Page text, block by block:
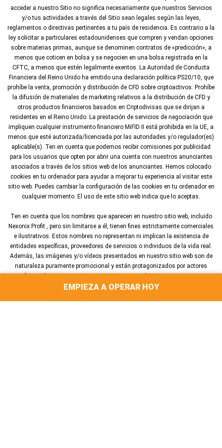
EMPIEZA A OPERAR HOY
acceder a nuestro Sitio no significa necesariamente que nuestros Servicios
y/o tus actividades a través del Sitio sean legales según las leyes,
reglamentos o directivas pertinentes a tu país de residencia. Es contrario a la
ley solicitar a particulares estadounidenses que compren y vendan opciones
sobre materias primas, aunque se denominen contratos de «predicción», a
menos que coticen en bolsa y se negocien en una bolsa registrada en la
CFTC, a menos que estén legalmente exentos. La Autoridad de Conducta
Financiera del Reino Unido ha emitido una declaración política PS20/10, que
prohíbe la venta, promoción y distribución de CFD sobre criptoactivos. Prohíbe
la difusión de materiales de marketing relativos a la distribución de CFD y
otros productos financieros basados en Criptodivisas que se dirijan a
residentes en el Reino Unido. La prestación de servicios de negociación que
impliquen cualquier instrumento financiero MiFID II está prohibida en la UE, a
menos que esté autorizada/licenciada por las autoridades y/o regulador(es)
aplicable(s). Ten en cuenta que podemos recibir comisiones por publicidad
para los usuarios que opten por abrir una cuenta con nuestros anunciantes
asociados a través de los sitios web de los anunciantes. Hemos colocado
cookies en tu ordenador para ayudar a mejorar tu experiencia al visitar este
sitio web. Puedes cambiar la configuración de las cookies en tu ordenador en
cualquier momento. El uso de este sitio web indica que lo aceptas.
Ten en cuenta que los nombres que aparecen en nuestro sitio web, incluido
Nexonix Profit , pero sin limitarse a él, tienen fines estrictamente comerciales
e ilustrativos. Estos nombres no representan ni implican la existencia de
entidades específicas, proveedores de servicios o individuos de la vida real.
Además, las imágenes y/o vídeos presentados en nuestro sitio web son de
naturaleza puramente promocional y están protagonizados por actores
reales, y sus representaciones no deben interpretarse como avales o